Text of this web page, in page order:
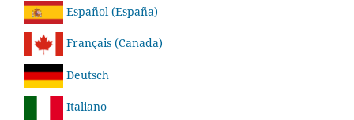
Español (España)
Français (Canada)
Deutsch
Italiano